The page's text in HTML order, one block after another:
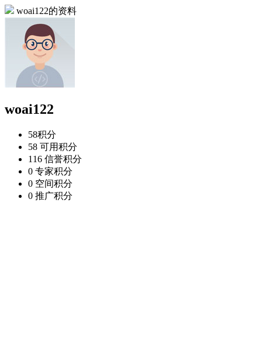
woai122的资料
woai122
58积分
58 可用积分
116 信誉积分
0 专家积分
0 空间积分
0 推广积分